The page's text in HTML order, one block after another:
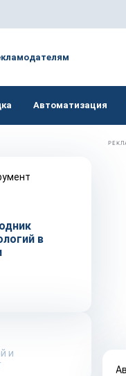
Автоматизация
в
и